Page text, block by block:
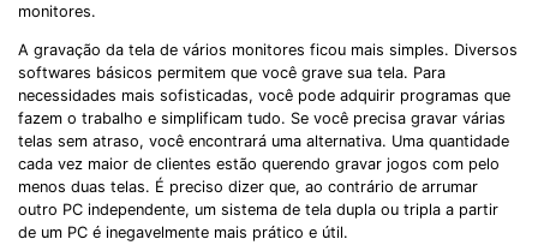
monitores.
A gravação da tela de vários monitores ficou mais simples. Diversos
softwares básicos permitem que você grave sua tela. Para
necessidades mais sofisticadas, você pode adquirir programas que
fazem o trabalho e simplificam tudo. Se você precisa gravar várias
telas sem atraso, você encontrará uma alternativa. Uma quantidade
cada vez maior de clientes estão querendo gravar jogos com pelo
menos duas telas. É preciso dizer que, ao contrário de arrumar
outro PC independente, um sistema de tela dupla ou tripla a partir
de um PC é inegavelmente mais prático e útil.